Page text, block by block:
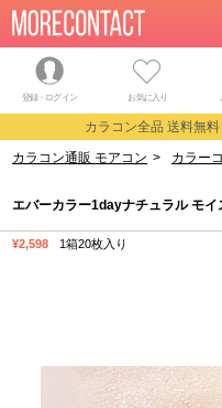
登録・ログイン お気に入り
カラコン全品 送料無
カラコン通販 モアコン > カラー
エバーカラー1dayナチュラル モ
¥2,598 1箱20枚入り